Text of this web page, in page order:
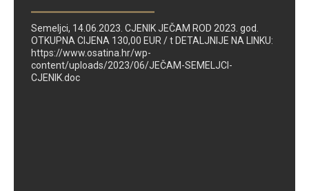
Semeljci, 14.06.2023. CJENIK JEČAM ROD 2023. god.
OTKUPNA CIJENA 130,00 EUR / t DETALJNIJE NA LINKU:
https://www.osatina.hr/wp-
content/uploads/2023/06/JEČAM-SEMELJCI-
CJENIK.doc